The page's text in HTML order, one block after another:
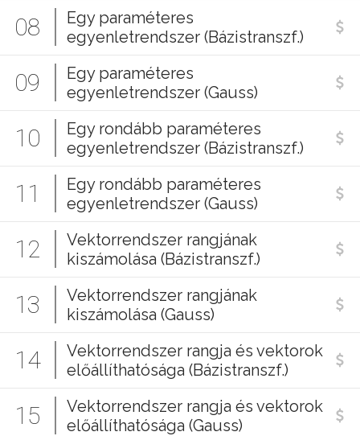
08
Egy paraméteres
egyenletrendszer (Bázistranszf.)
09
Egy paraméteres
egyenletrendszer (Gauss)
10
Egy rondább paraméteres
egyenletrendszer (Bázistranszf.)
11
Egy rondább paraméteres
egyenletrendszer (Gauss)
12
Vektorrendszer rangjának
kiszámolása (Bázistranszf.)
13
Vektorrendszer rangjának
kiszámolása (Gauss)
14
Vektorrendszer rangja és vektorok
előállíthatósága (Bázistranszf.)
15
Vektorrendszer rangja és vektorok
előállíthatósága (Gauss)